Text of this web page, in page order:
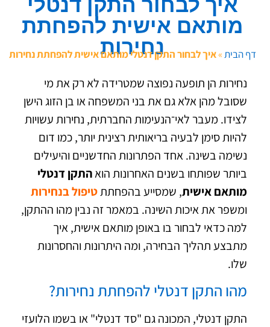
מותאם אישית להפחתת
נחירות
דף הבית»איך לבחור התקן דנטלי מותאם אישית להפחתת נחירות
נחירות הן תופעה נפוצה שמטרידה לא רק את מי
שסובל מהן אלא גם את בני המשפחה או בן הזוג הישן
לצידו. מעבר לאי־הנעימות החברתית, נחירות עשויות
להיות סימן לבעיה בריאותית רצינית יותר, כמו דום
נשימה בשינה. אחד הפתרונות החדשניים והיעילים
ביותר שפותחו בשנים האחרונות הואהתקן דנטלי
מותאם אישית, שמסייע בהפחתתטיפול בנחירות
ומשפר את איכות השינה. במאמר זה נבין מהו ההתקן,
למה כדאי לבחור בו באופן מותאם אישית, איך
מתבצע תהליך הבחירה, ומה היתרונות והחסרונות
שלו.
מהו התקן דנטלי להפחתת נחירות?
התקן דנטלי, המכונה גם "סד דנטלי" או בשמו הלועזי